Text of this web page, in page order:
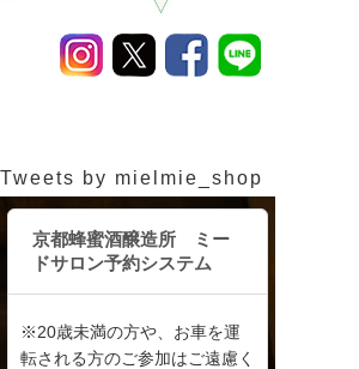
Tweets by mielmie_shop